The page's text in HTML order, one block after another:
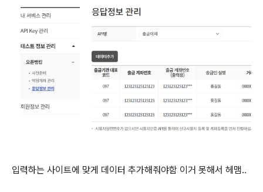
입력하는 사이트에 맞게 데이터 추가해줘야함 이거 못해서 헤맴..